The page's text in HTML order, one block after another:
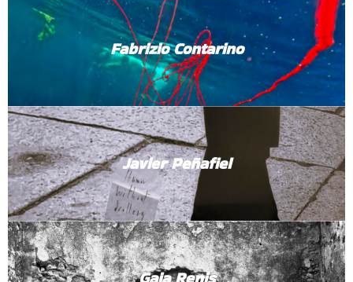
Fabrizio Contarino
Javier Peñafiel